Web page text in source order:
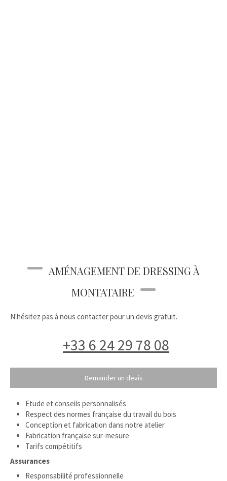
AMÉNAGEMENT DE DRESSING À
MONTATAIRE
N'hésitez pas à nous contacter pour un devis gratuit.
+33 6 24 29 78 08
Demander un devis
Etude et conseils personnalisés
Respect des normes française du travail du bois
Conception et fabrication dans notre atelier
Fabrication française sur-mesure
Tarifs compétitifs
Assurances
Responsabilité professionnelle